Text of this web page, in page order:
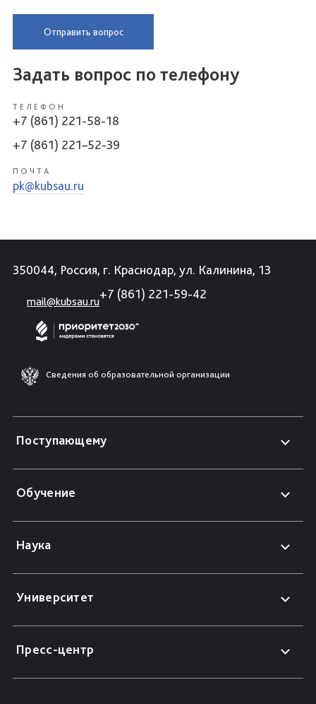
Отправить вопрос
Задать вопрос по телефону
ТЕЛЕФОН
+7 (861) 221-58-18
+7 (861) 221–52-39
ПОЧТА
pk@kubsau.ru
350044, Россия, г. Краснодар, ул. Калинина, 13
mail@kubsau.ru
+7 (861) 221-59-42
Сведения об образовательной организации
Поступающему
Обучение
Наука
Университет
Пресс-центр